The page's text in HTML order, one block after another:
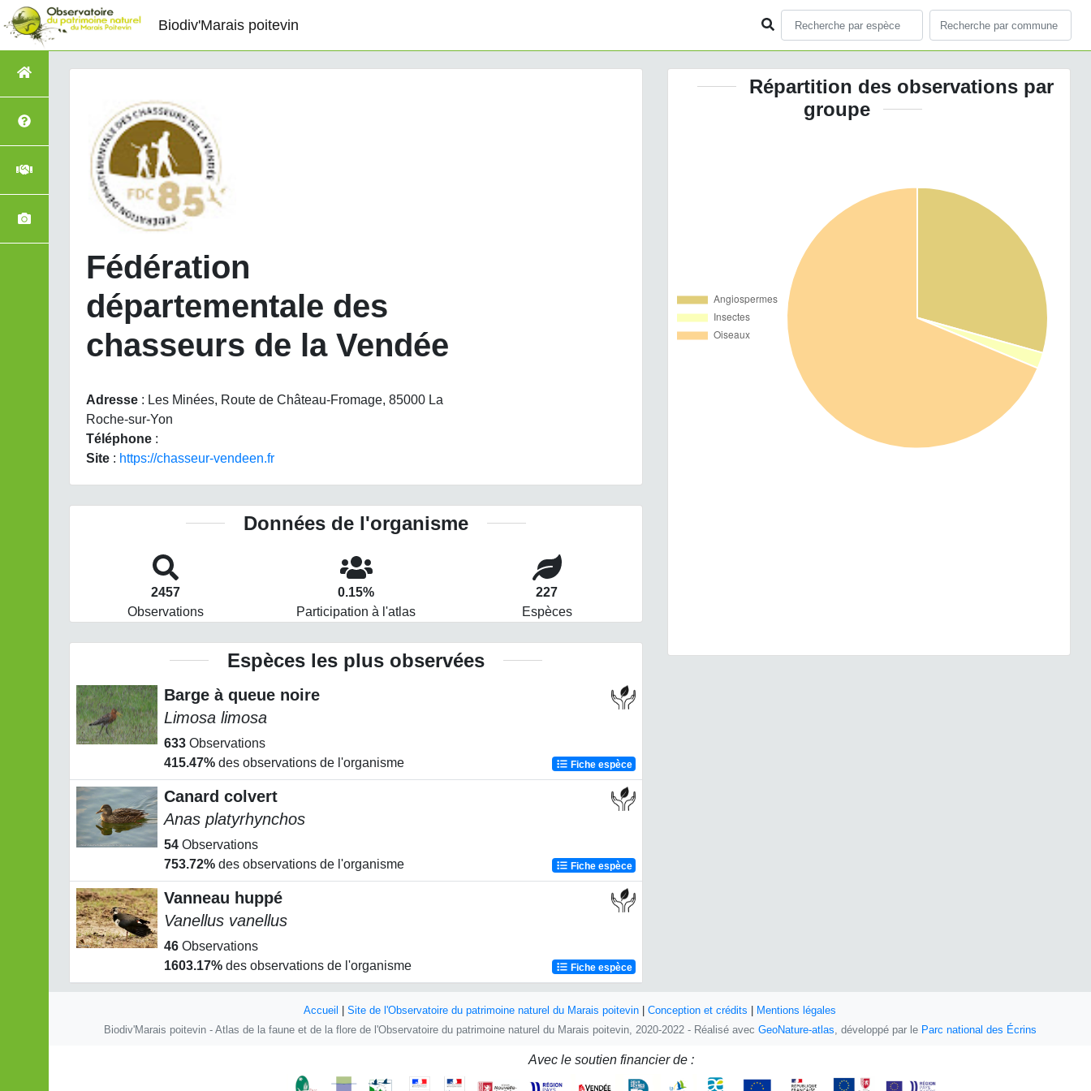
Biodiv'Marais poitevin
Fédération
départementale des
chasseurs de la Vendée
Adresse : Les Minées, Route de Château-Fromage, 85000 La
Roche-sur-Yon
Téléphone :
Site : https://chasseur-vendeen.fr
Données de l'organisme
2457
Observations
0.15%
Participation à l'atlas
227
Espèces
Espèces les plus observées
Barge à queue noire
Limosa limosa
633 Observations
415.47% des observations de l'organisme Fiche espèce
Canard colvert
Anas platyrhynchos
54 Observations
753.72% des observations de l'organisme Fiche espèce
Vanneau huppé
Vanellus vanellus
46 Observations
1603.17% des observations de l'organisme Fiche espèce
Répartition des observations par
groupe
Accueil Site de l'Observatoire du patrimoine naturel du Marais poitevin Conception et crédits
Mentions légales
Biodiv'Marais poitevin - Atlas de la faune et de la flore de l'Observatoire du patrimoine naturel du Marais poitevin, 2020-2022 - Réalisé avec GeoNature-atlas, développé par le Parc national des Écrins
Avec le soutien financier de :